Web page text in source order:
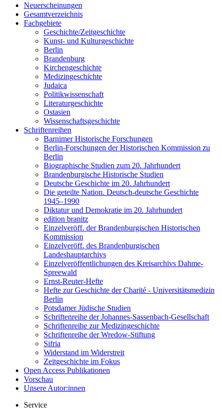
Neuerscheinungen
Gesamtverzeichnis
Fachgebiete
Geschichte/Zeitgeschichte
Kunst- und Kulturgeschichte
Berlin
Brandenburg
Kirchengeschichte
Medizingeschichte
Judaica
Politikwissenschaft
Literaturgeschichte
Ostasien
Wissenschaftsgeschichte
Schriftenreihen
Barnimer Historische Forschungen
Berlin-Forschungen der Historischen Kommission zu
Berlin
Biographische Studien zum 20. Jahrhundert
Brandenburgische Historische Studien
Deutsche Geschichte im 20. Jahrhundert
Die geteilte Nation. Deutsch-deutsche Geschichte
1945–1990
Diktatur und Demokratie im 20. Jahrhundert
edition branitz
Einzelveröff. der Brandenburgischen Historischen
Kommission
Einzelveröff. des Brandenburgischen
Landeshauptarchivs
Einzelveröffentlichungen des Kreisarchivs Dahme-
Spreewald
Ernst-Reuter-Hefte
Hefte zur Geschichte der Charité - Universitätsmedizin
Berlin
Potsdamer Jüdische Studien
Schriftenreihe der Johannes-Sassenbach-Gesellschaft
Schriftenreihe zur Medizingeschichte
Schriftenreihe der Wredow-Stiftung
Sifria
Widerstand im Widerstreit
Zeitgeschichte im Fokus
Open Access Publikationen
Vorschau
Unsere Autor:innen
Service